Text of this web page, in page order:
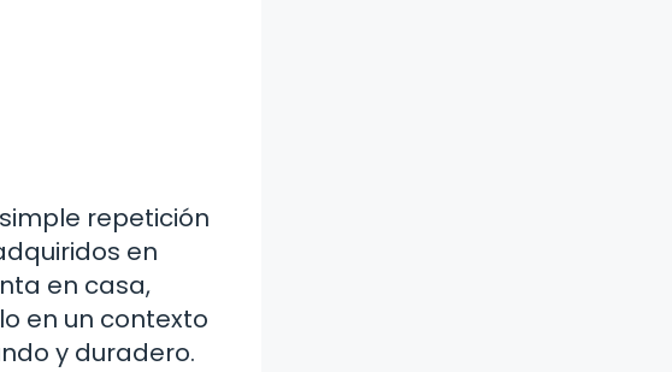
repetición
en
en casa,
en un contexto
y duradero.